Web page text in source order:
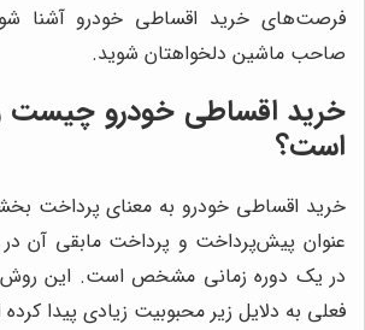
فرصت‌های خرید اقساطی خودرو آشنا
صاحب ماشین دلخواهتان شوید.
خرید اقساطی خودرو چیست
است؟
خرید اقساطی خودرو به معنای پرداخت
عنوان پیش‌پرداخت و پرداخت مابقی آن در
در یک دوره زمانی مشخص است. این روش
فعلی به دلایل زیر محبوبیت زیادی پیدا